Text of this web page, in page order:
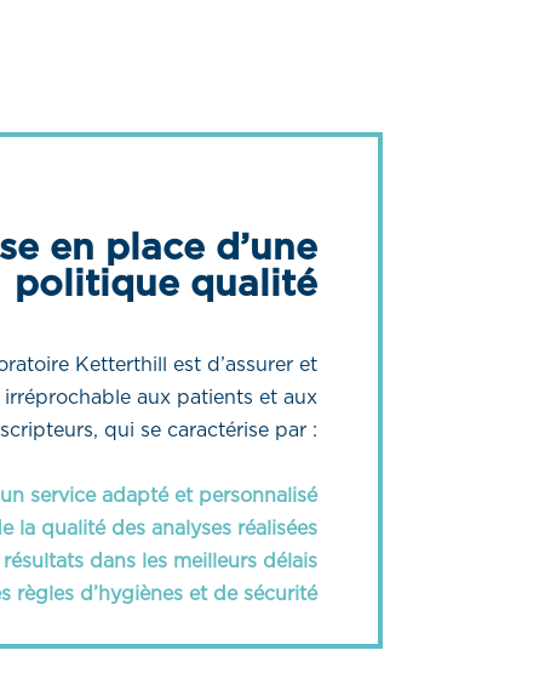
en place d’une
politique qualité
Ketterthill est d’assurer et
aux patients et aux
qui se caractérise par :
service adapté et personnalisé
la qualité des analyses réalisées
dans les meilleurs délais
règles d’hygiènes et de sécurité